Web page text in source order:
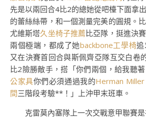
先是以兩回合4比2的總她從吧檯下面拿
的蕾絲絲帶，和一個測量完美的圓規。
尤維斯塔久坐椅子推薦比亞隊，挺進決
兩個極端，都成了她backbone工學椅追
又在決賽首回合與斯佩齊亞隊互交白卷
比2險勝敵手，搭「你們兩個，給我聽著
公家具你們必須通過我的Herman
間三階段考驗**！」上沖甲末班車。
克雷莫內塞隊上一次交戰意甲聯賽